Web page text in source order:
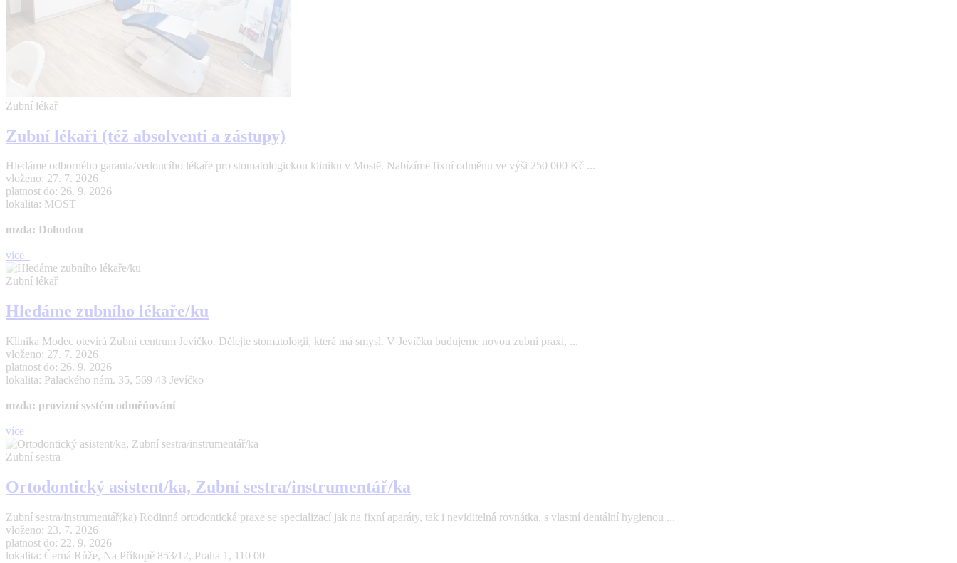
Zubní lékař
Zubní lékaři (též absolventi a zástupy)
Hledáme odborného garanta/vedoucího lékaře pro stomatologickou kliniku v Mostě. Nabízíme fixní odměnu ve výši 250 000 Kč ...
vloženo: 27. 7. 2026
platnost do: 26. 9. 2026
lokalita: MOST
mzda: Dohodou
více
Zubní lékař
Hledáme zubního lékaře/ku
Klinika Modec otevírá Zubní centrum Jevíčko. Dělejte stomatologii, která má smysl. V Jevíčku budujeme novou zubní praxi, ...
vloženo: 27. 7. 2026
platnost do: 26. 9. 2026
lokalita: Palackého nám. 35, 569 43 Jevíčko
mzda: provizní systém odměňování
více
Zubní sestra
Ortodontický asistent/ka, Zubní sestra/instrumentář/ka
Zubní sestra/instrumentář(ka) Rodinná ortodontická praxe se specializací jak na fixní aparáty, tak i neviditelná rovnátka, s vlastní dentální hygienou ...
vloženo: 23. 7. 2026
platnost do: 22. 9. 2026
lokalita: Černá Růže, Na Příkopě 853/12, Praha 1, 110 00